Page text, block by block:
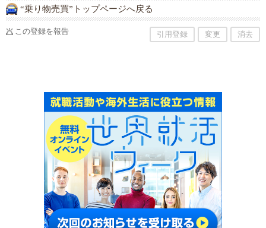
“乗り物売買”トップページへ戻る
この登録を報告 引用登録 変更 消去